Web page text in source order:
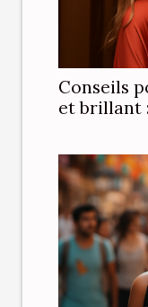
Conseils
et brillant